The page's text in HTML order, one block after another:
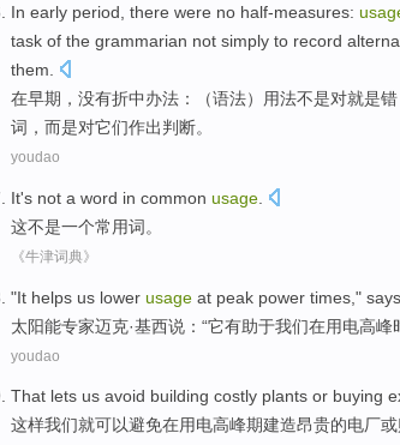
In early period there were no half-measures:
task of the grammarian not simply to record
them
在早期 ， 没有折中办法：（语法） 用法不是对就是错
词 ， 而是对它们作出判断。
youdao
It's not a word in common usage
这不是一个常用词 。
《牛津词典》
"It helps us lower usage at peak power times," says
太阳能专家迈克·基西说：“它有助于我们在用电高峰
youdao
That lets us avoid building costly plants or buying
这样我们就可以避免在用电高峰期建造昂贵的电厂或